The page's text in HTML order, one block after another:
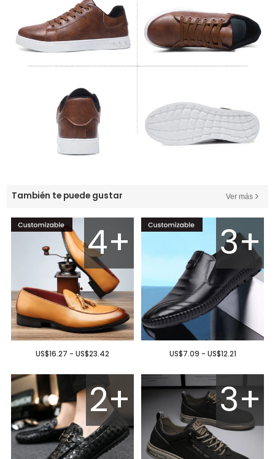
También te puede gustar Ver más
4+
US$16.27 - US$23.42
3+
US$7.09 - US$12.21
2+ 3+